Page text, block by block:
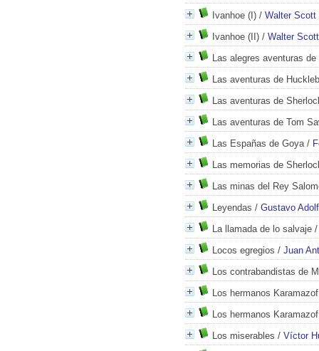
Ivanhoe (I) / Walter Scott
Ivanhoe (II) / Walter Scott
Las alegres aventuras de
Las aventuras de
Las aventuras de
Las aventuras de Tom
Las Españas de Goya/
Las memorias de
Las minas del Rey
Leyendas / Gustavo
La llamada de lo salvaje
Locos egregios / Juan
Los contrabandistas de
Los hermanos Karamazof
Los hermanos Karamazof
Los miserables / Víctor